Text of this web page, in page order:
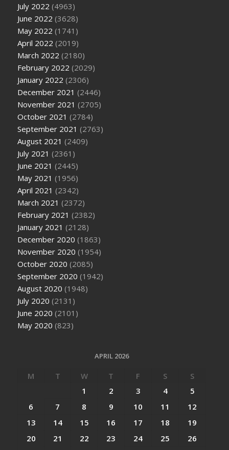
July 2022 (4963)
June 2022 (3628)
May 2022 (1741)
April 2022 (2019)
March 2022 (2180)
February 2022 (2029)
January 2022 (2306)
December 2021 (2446)
November 2021 (2705)
October 2021 (2784)
September 2021 (2763)
August 2021 (2409)
July 2021 (2361)
June 2021 (2445)
May 2021 (1956)
April 2021 (2342)
March 2021 (2372)
February 2021 (2382)
January 2021 (2128)
December 2020 (1863)
November 2020 (1954)
October 2020 (2085)
September 2020 (1942)
August 2020 (1948)
July 2020 (2131)
June 2020 (2101)
May 2020 (823)
APRIL 2026
M T W T F S
S
1
2 3 4
5
6
7 8 9 10 11
12
13
14 15 16 17 18
19
20
21 22 23 24 25
26